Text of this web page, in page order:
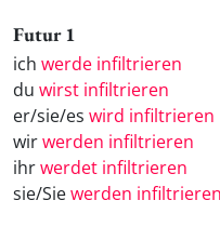
Futur 1
ich werde infiltrieren
du wirst infiltrieren
er/sie/es wird infiltrieren
wirwerden infiltrieren
ihrwerdet infiltrieren
sie/Siewerden infiltrieren